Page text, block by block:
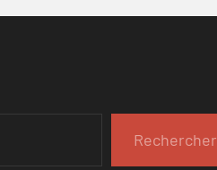
Rechercher